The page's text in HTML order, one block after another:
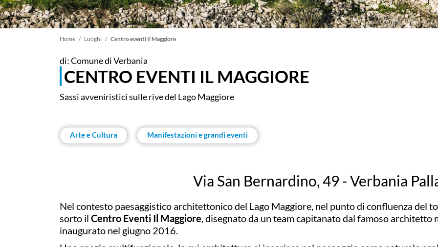
Briciole
di
pane
Home Luoghi Centro eventi Il Maggiore
di: Comune di Verbania
CENTRO EVENTI IL MAGGIORE
Sassi avveniristici sulle rive del Lago Maggiore
Arte e Cultura Manifestazioni e grandi eventi
Via San Bernardino, 49 - Verbania
Nel contesto paesaggistico architettonico del Lago Maggiore, nel punto di confluenza del
sorto il Centro Eventi Il Maggiore, disegnato da un team capitanato dal famoso
inaugurato nel giugno 2016.